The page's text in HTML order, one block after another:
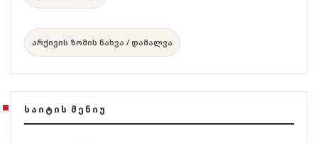
არქივის ზომის ნახვა / დამალვა
ᲡᲐᲘᲢᲘᲡ ᲛᲔᲜᲘᲣ